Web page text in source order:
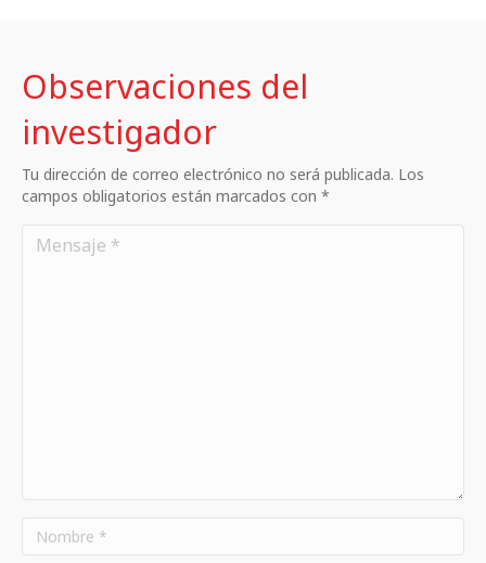
Observaciones del
investigador
Tu dirección de correo electrónico no será publicada. Los
campos obligatorios están marcados con *